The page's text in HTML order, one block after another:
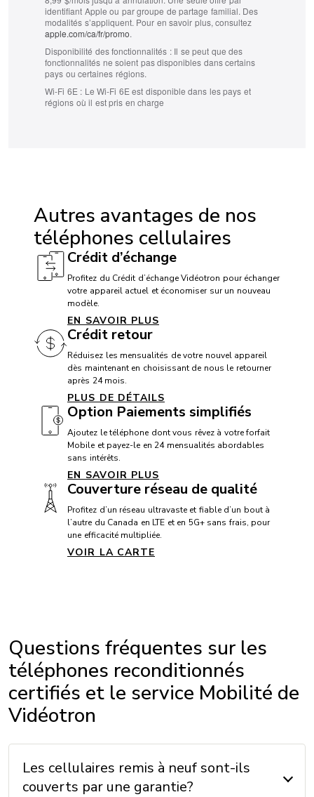
identifiant Apple ou par groupe de partage familial. Des
modalités s’appliquent. Pour en savoir plus, consultez
apple.com/ca/fr/promo.
Disponibilité des fonctionnalités :Il se peut que des
fonctionnalités ne soient pas disponibles dans certains
pays ou certaines régions.
Wi-Fi 6E : Le Wi‑Fi 6E est disponible dans les pays et
régions où il est pris en charge
TTY / ATS: Oui
Compatibilité avec service T911: Oui
Dispositif mains libres: Oui
CAMÉRA
Appareil photo frontal: 12 Mpx
Appareil photo arrière: 48 + 12 + 12 Mpx
Caméra vidéo: 4K
CONNECTIVITÉ
5G+: Oui
Bluetooth: 5.3
Communication en champ proche (NFC): Oui
USB: USB C
VoLTE avec Vidéotron: Oui
DIMENSIONS
Hauteur: 146,6 mm
Largeur: 70,6 mm
Autres avantages de nos
téléphones cellulaires
Crédit d’échange
Profitez du Crédit d’échange Vidéotron pour échanger
votre appareil actuel et économiser sur un nouveau
modèle.
EN SAVOIR PLUS
Crédit retour
Réduisez les mensualités de votre nouvel appareil
dès maintenant en choisissant de nous le retourner
après 24 mois.
PLUS DE DÉTAILS
Option Paiements simplifiés
Ajoutez le téléphone dont vous rêvez à votre forfait
Mobile et payez-le en 24 mensualités abordables
sans intérêts.
EN SAVOIR PLUS
Couverture réseau de qualité
Profitez d’un réseau ultravaste et fiable d’un bout à
l’autre du Canada en LTE et en 5G+ sans frais, pour
une efficacité multipliée.
VOIR LA CARTE
Questions fréquentes sur les
téléphones reconditionnés
certifiés et le service Mobilité de
Vidéotron
Les cellulaires remis à neuf sont-ils
couverts par une garantie?